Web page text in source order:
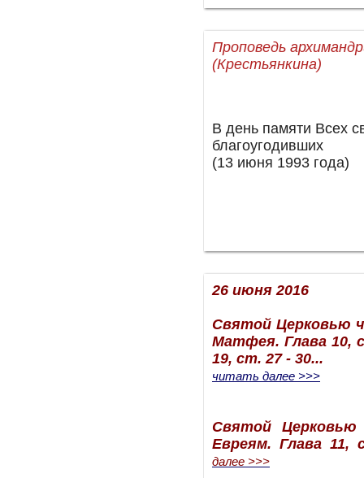
Проповедь
(Крестьянкина)
В день памяти Всех
благоугодивших
(13 июня 1993 года)
26 июня 2016
Святой Церковью
Матфея. Глава 10,
19, ст. 27 - 30...
читать далее >>>
Святой Церковью
Евреям. Глава 11,
далее >>>